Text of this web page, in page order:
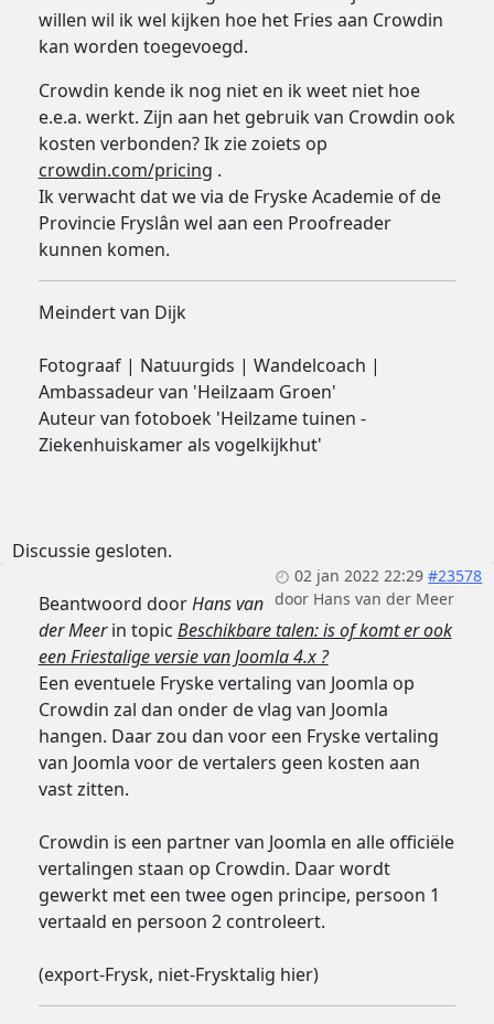
willen wil ik wel kijken hoe het Fries aan Crowdin
kan worden toegevoegd.
Crowdin kende ik nog niet en ik weet niet hoe
e.e.a. werkt. Zijn aan het gebruik van Crowdin ook
kosten verbonden? Ik zie zoiets op
crowdin.com/pricing .
Ik verwacht dat we via de Fryske Academie of de
Provincie Fryslân wel aan een Proofreader
kunnen komen.
Meindert van Dijk
Fotograaf | Natuurgids | Wandelcoach |
Ambassadeur van 'Heilzaam Groen'
Auteur van fotoboek 'Heilzame tuinen -
Ziekenhuiskamer als vogelkijkhut'
Discussie gesloten.
02 jan 2022 22:29 #23578
door Hans van der Meer
Beantwoord doorHans van
der Meerin topic Beschikbare talen: is of komt er ook
een Friestalige versie van Joomla 4.x ?
Een eventuele Fryske vertaling van Joomla op
Crowdin zal dan onder de vlag van Joomla
hangen. Daar zou dan voor een Fryske vertaling
van Joomla voor de vertalers geen kosten aan
vast zitten.
Crowdin is een partner van Joomla en alle officiële
vertalingen staan op Crowdin. Daar wordt
gewerkt met een twee ogen principe, persoon 1
vertaald en persoon 2 controleert.
(export-Frysk, niet-Frysktalig hier)